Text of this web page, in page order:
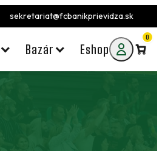
sekretariat@fcbanikprievidza.sk
Bazár Eshop
0